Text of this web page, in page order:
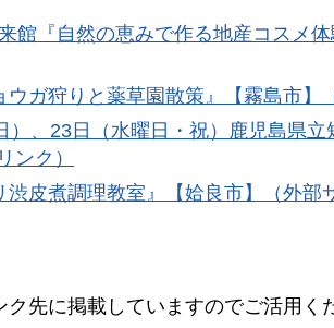
館『自然の恵みで作る地産コスメ
ガ狩りと薬草園散策』【霧島市】
、23日（水曜日・祝）鹿児島県
ンク）
皮煮調理教室』【姶良市】（外部
先に掲載していますのでご活用く